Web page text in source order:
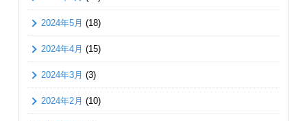
2024年5月 (18)
2024年4月 (15)
2024年3月 (3)
2024年2月 (10)